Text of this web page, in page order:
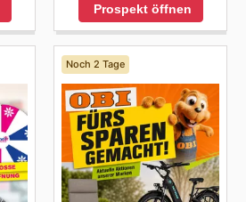
Prospekt öffnen
Noch 2 Tage